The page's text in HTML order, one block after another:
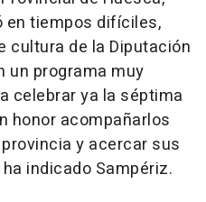
en tiempos difíciles,
cultura de la Diputación
un programa muy
celebrar ya la séptima
honor acompañarlos
y acercar sus
indicado Sampériz.